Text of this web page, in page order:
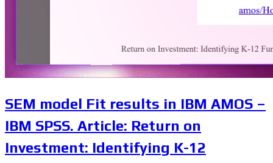
SEM model Fit results in IBM AMOS –
IBM SPSS. Article: Return on
Investment: Identifying K-12